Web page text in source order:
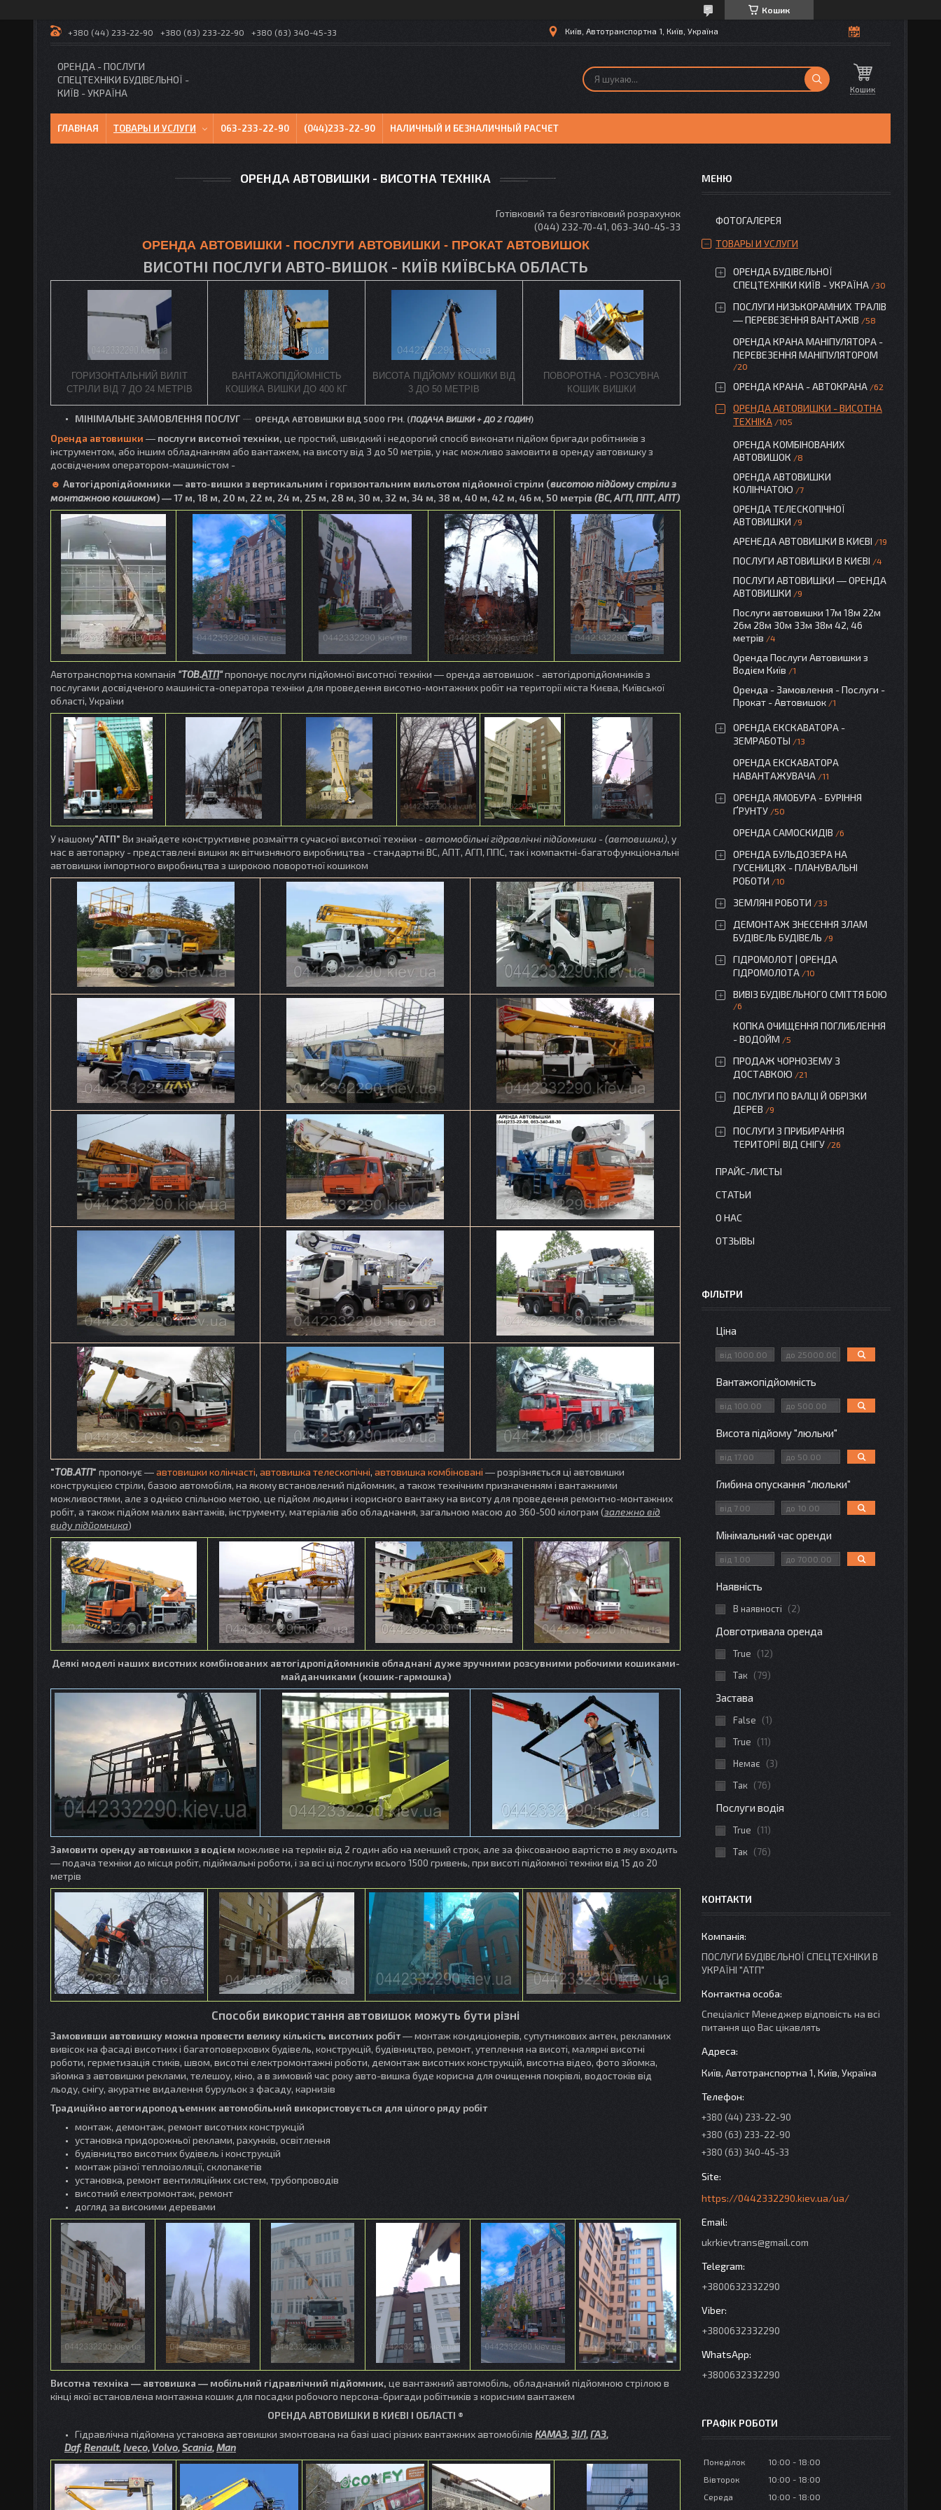
Кошик
+380 (44) 233-22-90 +380 (63) 233-22-90 +380 (63) 340-45-33 Київ, Автотранспортна 1, Київ, Україна
ОРЕНДА - ПОСЛУГИ
СПЕЦТЕХНІКИ БУДІВЕЛЬНОЇ -
КИЇВ - УКРАЇНА
Кошик
ГЛАВНАЯ ТОВАРЫ И УСЛУГИ 063-233-22-90 (044)233-22-90 НАЛИЧНЫЙ И БЕЗНАЛИЧНЫЙ РАСЧЕТ
ОРЕНДА АВТОВИШКИ - ВИСОТНА ТЕХНІКА
Готівковий та безготівковий розрахунок
(044) 232-70-41, 063-340-45-33
ОРЕНДА АВТОВИШКИ - ПОСЛУГИ АВТОВИШКИ - ПРОКАТ АВТОВИШОК
ВИСОТНІ ПОСЛУГИ АВТО-ВИШОК - КИЇВ КИЇВСЬКА ОБЛАСТЬ
ГОРИЗОНТАЛЬНИЙ ВИЛІТ
СТРІЛИ ВІД 7 ДО 24 МЕТРІВ
ВАНТАЖОПІДЙОМНІСТЬ
КОШИКА ВИШКИ ДО 400 КГ
ВИСОТА ПІДЙОМУ КОШИКИ ВІД
3 ДО 50 МЕТРІВ
ПОВОРОТНА - РОЗСУВНА
КОШИК ВИШКИ
МІНІМАЛЬНЕ ЗАМОВЛЕННЯ ПОСЛУГ — ОРЕНДА АВТОВИШКИ ВІД 5000 ГРН. (ПОДАЧА ВИШКИ + ДО 2 ГОДИН)
Оренда автовишки ― послуги висотної техніки, це простий, швидкий і недорогий спосіб виконати підйом бригади робітників з
інструментом, або іншим обладнанням або вантажем, на висоту від 3 до 50 метрів, у нас можливо замовити в оренду автовишку з
досвідченим оператором-машиністом -
☻ Автогідропідйомники ― авто-вишки з вертикальним і горизонтальним вильотом підйомної стріли (висотою підйому стріли з
монтажною кошиком) ― 17 м, 18 м, 20 м, 22 м, 24 м, 25 м, 28 м, 30 м, 32 м, 34 м, 38 м, 40 м, 42 м, 46 м, 50 метрів (ВС, АГП, ППТ, АПТ)
Автотранспортна компанія "ТОВ.АТП"пропонує послуги підйомної висотної техніки ― оренда автовишок - автогідропідйомників з
послугами досвідченого машиніста-оператора техніки для проведення висотно-монтажних робіт на території міста Києва, Київської
області, України
У нашому"АТП" Ви знайдете конструктивне розмаїття сучасної висотної техніки -автомобільні гідравлічні підйомники - (автовишки), у
нас в автопарку - представлені вишки як вітчизняного виробництва - стандартні ВС, АПТ, АГП, ППС, так і компактні-багатофункціональні
автовишки імпортного виробництва з широкою поворотної кошиком
"ТОВ.АТП" пропонує―автовишки колінчасті, автовишка телескопічні, автовишка комбіновані ― розрізняється ці автовишки
конструкцією стріли, базою автомобіля, на якому встановлений підйомник, а також технічним призначенням і вантажними
можливостями, але з однією спільною метою, це підйом людини і корисного вантажу на висоту для проведення ремонтно-монтажних
робіт, а також підйом малих вантажів, інструменту, матеріалів або обладнання, загальною масою до 360-500 кілограм (залежно від
виду підйомника)
Деякі моделі наших висотних комбінованих автогідропідйомників обладнані дуже зручними розсувними робочими кошиками-
майданчиками (кошик-гармошка)
Замовити оренду автовишки з водієм можливе на термін від 2 годин або на менший строк, але за фіксованою вартістю в яку входить
― подача техніки до місця робіт, підіймальні роботи, і за всі ці послуги всього 1500 гривень, при висоті підйомної техніки від 15 до 20
метрів
Способи використання автовишок можуть бути різні
Замовивши автовишку можна провести велику кількість висотних робіт― монтаж кондиціонерів, супутникових антен, рекламних
вивісок на фасаді висотних і багатоповерхових будівель, конструкцій, будівництво, ремонт, утеплення на висоті, малярні висотні
роботи, герметизація стиків, швом, висотні електромонтажні роботи, демонтаж висотних конструкцій, висотна відео, фото зйомка,
зйомка з автовишки реклами, телешоу, кіно, а в зимовий час року авто-вишка буде корисна для очищення покрівлі, водостоків від
льоду, снігу, акуратне видалення бурульок з фасаду, карнизів
Традиційно автогидроподъемник автомобільний використовується для цілого ряду робіт
монтаж, демонтаж, ремонт висотних конструкцій
установка придорожньої реклами, рахунків, освітлення
будівництво висотних будівель і конструкцій
монтаж різної теплоізоляції, склопакетів
установка, ремонт вентиляційних систем, трубопроводів
висотний електромонтаж, ремонт
догляд за високими деревами
Висотна техніка ― автовишка ― мобільний гідравлічний підйомник, це вантажний автомобіль, обладнаний підйомною стрілою в
кінці якої встановлена монтажна кошик для посадки робочого персона-бригади робітників з корисним вантажем
ОРЕНДА АВТОВИШКИ В КИЄВІ І ОБЛАСТІ ®
Гідравлічна підйомна установка автовишки змонтована на базі шасі різних вантажних автомобілів КАМАЗ,ЗІЛ,ГАЗ,
Daf,Renault,Iveco, Volvo,Scania,Man
ФОТОГАЛЕРЕЯ
ТОВАРЫ И УСЛУГИ
ОРЕНДА БУДІВЕЛЬНОЇ
СПЕЦТЕХНІКИ КИЇВ - УКРАЇНА
30
ПОСЛУГИ НИЗЬКОРАМНИХ ТРАЛІВ
― ПЕРЕВЕЗЕННЯ ВАНТАЖІВ
58
ОРЕНДА КРАНА МАНІПУЛЯТОРА -
ПЕРЕВЕЗЕННЯ МАНІПУЛЯТОРОМ
20
ОРЕНДА КРАНА - АВТОКРАНА 62
ОРЕНДА АВТОВИШКИ - ВИСОТНА
ТЕХНІКА
105
ОРЕНДА КОМБІНОВАНИХ
АВТОВИШОК
8
ОРЕНДА АВТОВИШКИ
КОЛІНЧАТОЮ
7
ОРЕНДА ТЕЛЕСКОПІЧНОЇ
АВТОВИШКИ
9
АРЕНЕДА АВТОВИШКИ В КИЄВІ 19
ПОСЛУГИ АВТОВИШКИ В КИЄВІ 4
ПОСЛУГИ АВТОВИШКИ ― ОРЕНДА
АВТОВИШКИ
9
Послуги автовишки 17м 18м 22м
26м 28м 30м 33м 38м 42, 46
метрів
4
Оренда Послуги Автовишки з
Водієм Київ
1
Оренда - Замовлення - Послуги -
Прокат - Автовишок
1
ОРЕНДА ЕКСКАВАТОРА -
ЗЕМРАБОТЫ
13
ОРЕНДА ЕКСКАВАТОРА
НАВАНТАЖУВАЧА
11
ОРЕНДА ЯМОБУРА - БУРІННЯ
ҐРУНТУ
50
ОРЕНДА САМОСКИДІВ 6
ОРЕНДА БУЛЬДОЗЕРА НА
ГУСЕНИЦЯХ - ПЛАНУВАЛЬНІ
РОБОТИ
10
ЗЕМЛЯНІ РОБОТИ 33
ДЕМОНТАЖ ЗНЕСЕННЯ ЗЛАМ
БУДІВЕЛЬ БУДІВЕЛЬ
9
ГІДРОМОЛОТ | ОРЕНДА
ГІДРОМОЛОТА
10
ВИВІЗ БУДІВЕЛЬНОГО СМІТТЯ БОЮ
6
КОПКА ОЧИЩЕННЯ ПОГЛИБЛЕННЯ
- ВОДОЙМ
5
ПРОДАЖ ЧОРНОЗЕМУ З
ДОСТАВКОЮ
21
ПОСЛУГИ ПО ВАЛЦІ Й ОБРІЗКИ
ДЕРЕВ
9
ПОСЛУГИ З ПРИБИРАННЯ
ТЕРИТОРІЇ ВІД СНІГУ
26
ПРАЙС-ЛИСТЫ
СТАТЬИ
О НАС
ОТЗЫВЫ
ФІЛЬТРИ
Ціна
Вантажопідйомність
Висота підйому "люльки"
Глибина опускання "люльки"
Мінімальний час оренди
Наявність
В наявності 2
Довготривала оренда
True
12
Так
79
Застава
False
1
True
11
Немає
3
Так
76
Послуги водія
True
11
Так
76
КОНТАКТИ
ПОСЛУГИ БУДІВЕЛЬНОЇ СПЕЦТЕХНІКИ В
УКРАЇНІ "АТП"
Спеціаліст Менеджер відповість на всі
питання що Вас цікавлять
Київ, Автотранспортна 1, Київ, Україна
+380 (44) 233-22-90
+380 (63) 233-22-90
+380 (63) 340-45-33
https://0442332290.kiev.ua/ua/
ukrkievtrans@gmail.com
+3800632332290
+3800632332290
+3800632332290
ГРАФІК РОБОТИ
Понеділок 10:00
18:00
Вівторок
10:00
18:00
Середа
10:00
18:00